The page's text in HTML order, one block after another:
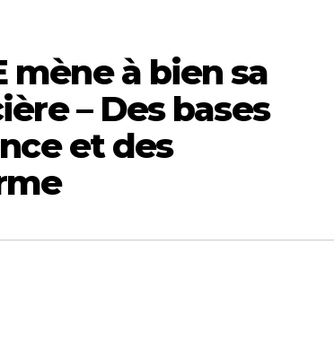
mène à bien sa
– Des bases
et des